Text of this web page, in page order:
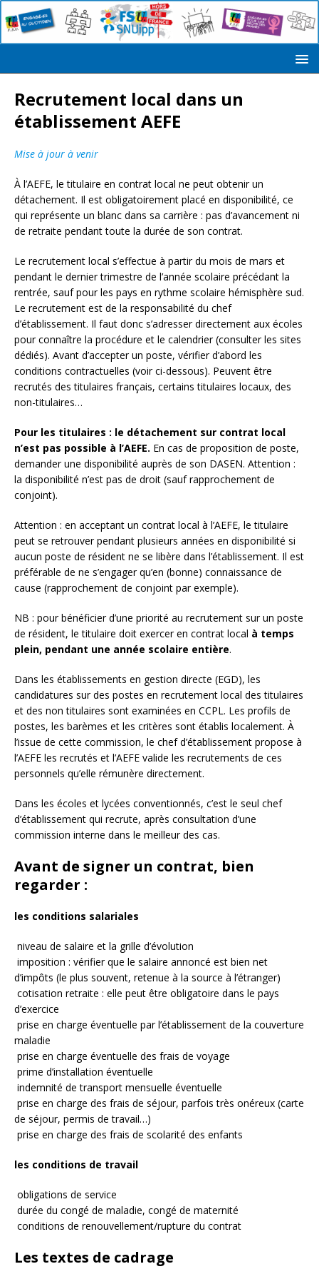
Recrutement local dans un
établissement AEFE
Mise à jour à venir
À l’AEFE, le titulaire en contrat local ne peut obtenir un
détachement. Il est obligatoirement placé en disponibilité, ce
qui représente un blanc dans sa carrière : pas d’avancement ni
de retraite pendant toute la durée de son contrat.
Le recrutement local s’effectue à partir du mois de mars et
pendant le dernier trimestre de l’année scolaire précédant la
rentrée, sauf pour les pays en rythme scolaire hémisphère sud.
Le recrutement est de la responsabilité du chef
d’établissement. Il faut donc s’adresser directement aux écoles
pour connaître la procédure et le calendrier (consulter les sites
dédiés). Avant d’accepter un poste, vérifier d’abord les
conditions contractuelles (voir ci-dessous). Peuvent être
recrutés des titulaires français, certains titulaires locaux, des
non-titulaires…
Pour les titulaires : le détachement sur contrat local
n’est pas possible à l’AEFE. En cas de proposition de poste,
demander une disponibilité auprès de son DASEN. Attention :
la disponibilité n’est pas de droit (sauf rapprochement de
conjoint).
Attention : en acceptant un contrat local à l’AEFE, le titulaire
peut se retrouver pendant plusieurs années en disponibilité si
aucun poste de résident ne se libère dans l’établissement. Il est
préférable de ne s’engager qu’en (bonne) connaissance de
cause (rapprochement de conjoint par exemple).
NB : pour bénéficier d’une priorité au recrutement sur un poste
de résident, le titulaire doit exercer en contrat local à temps
plein, pendant une année scolaire entière.
Dans les établissements en gestion directe (EGD), les
candidatures sur des postes en recrutement local des titulaires
et des non titulaires sont examinées en CCPL. Les profils de
postes, les barèmes et les critères sont établis localement. À
l’issue de cette commission, le chef d’établissement propose à
l’AEFE les recrutés et l’AEFE valide les recrutements de ces
personnels qu’elle rémunère directement.
Dans les écoles et lycées conventionnés, c’est le seul chef
d’établissement qui recrute, après consultation d’une
commission interne dans le meilleur des cas.
Avant de signer un contrat, bien
regarder :
les conditions salariales
niveau de salaire et la grille d’évolution
imposition : vérifier que le salaire annoncé est bien net
d’impôts (le plus souvent, retenue à la source à l’étranger)
cotisation retraite : elle peut être obligatoire dans le pays
d’exercice
prise en charge éventuelle par l’établissement de la couverture
maladie
prise en charge éventuelle des frais de voyage
prime d’installation éventuelle
indemnité de transport mensuelle éventuelle
prise en charge des frais de séjour, parfois très onéreux (carte
de séjour, permis de travail…)
prise en charge des frais de scolarité des enfants
les conditions de travail
obligations de service
durée du congé de maladie, congé de maternité
conditions de renouvellement/rupture du contrat
Les textes de cadrage